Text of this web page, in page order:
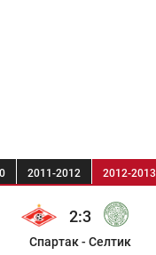
2011-2012 2012-2013
2:3
Спартак - Селтик